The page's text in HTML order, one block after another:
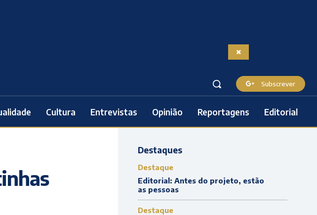
Subscrever
Cultura Entrevistas Opinião Reportagens Editorial
Destaques
Destaque
Editorial: Antes do projeto, estão
as pessoas
Destaque